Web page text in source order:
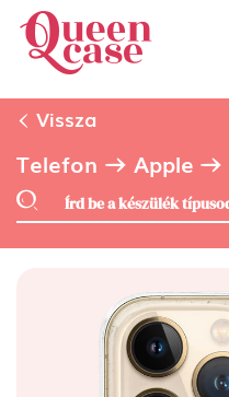
Vissza
Telefon Apple